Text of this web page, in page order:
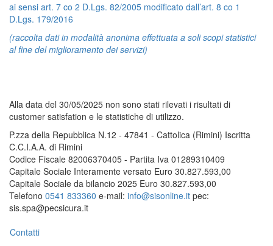
ai sensi art. 7 co 2 D.Lgs. 82/2005 modificato dall’art. 8 co 1
D.Lgs. 179/2016
(raccolta dati in modalità anonima effettuata a soli scopi statistici
al fine del miglioramento dei servizi)
Alla data del 30/05/2025 non sono stati rilevati i risultati di
customer satisfation e le statistiche di utilizzo.
P.zza della Repubblica N.12 - 47841 - Cattolica (Rimini) Iscritta
C.C.I.A.A. di Rimini
Codice Fiscale 82006370405 - Partita Iva 01289310409
Capitale Sociale Interamente versato Euro 30.827.593,00
Capitale Sociale da bilancio 2025 Euro 30.827.593,00
Telefono 0541 833360 e-mail: info@sisonline.it pec:
sis.spa@pecsicura.it
Contatti